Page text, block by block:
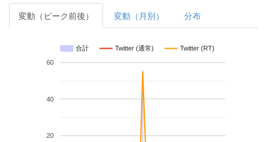
変動（ピーク前後） 変動（月別） 分布
合計 Twitter (通常) Twitter (RT)
20
40
60